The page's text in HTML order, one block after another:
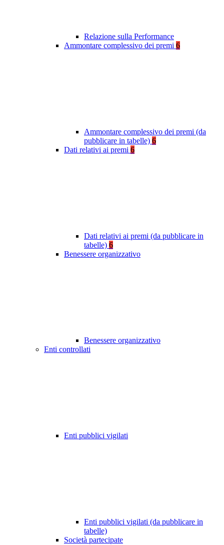
Relazione sulla Performance
Ammontare complessivo dei premi 6
Ammontare complessivo dei premi (da
pubblicare in tabelle) 6
Dati relativi ai premi 6
Dati relativi ai premi (da pubblicare in
tabelle) 6
Benessere organizzativo
Benessere organizzativo
Enti controllati
Enti pubblici vigilati
Enti pubblici vigilati (da pubblicare in
tabelle)
Società partecipate